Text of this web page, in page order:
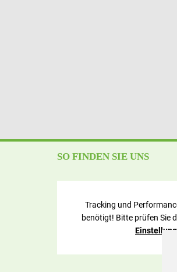
SO FINDEN SIE UNS
Tracking und
benötigt! Bitte prüfen Sie